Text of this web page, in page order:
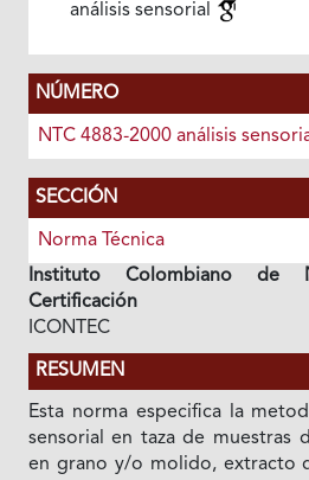
análisis sensorial
NÚMERO
NTC 4883-2000 análisis
SECCIÓN
Norma Técnica
Instituto Colombiano de
Certificación
ICONTEC
RESUMEN
Esta norma especifica la
sensorial en taza de muestras
en grano y/o molido, extracto